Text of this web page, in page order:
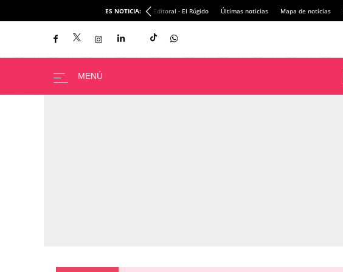
ES NOTICIA: Editoral - El Rúgido Últimas noticias Mapa de noticias